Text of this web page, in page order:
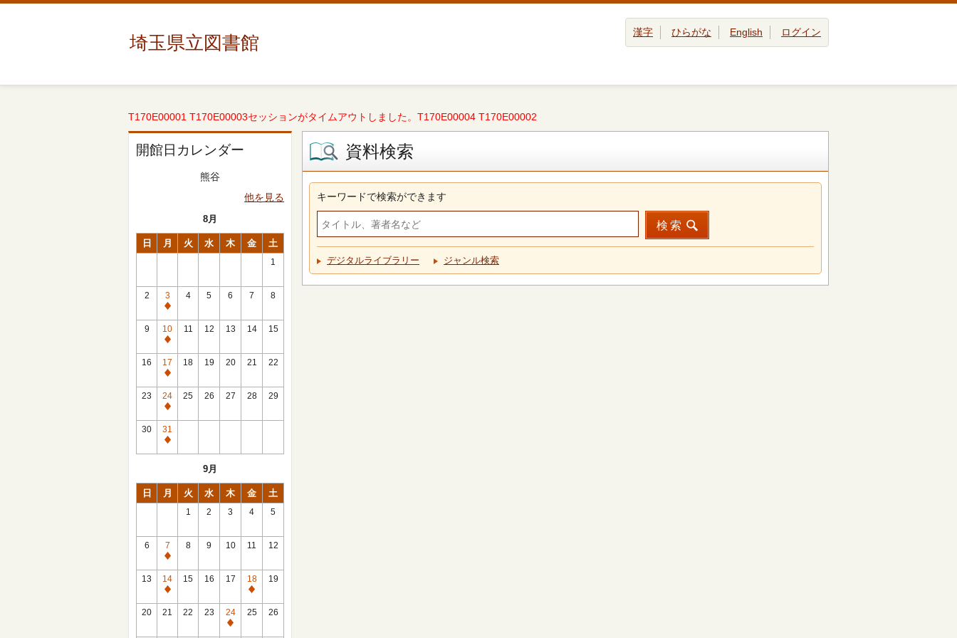
埼玉県立図書館 漢字 ひらがな English ログイン
T170E00001 T170E00003セッションがタイムアウトしました。T170E00004 T170E00002
開館日カレンダー
熊谷
他を見る
8月
日 月 火 水 木 金 土
1
2
3
休
館
日
4 5 6 7 8
9
10
休
館
日
11 12 13 14 15
16
17
休
館
日
18 19 20 21 22
23
24
休
館
日
25 26 27 28 29
30
31
休
9月
日 月 火 水 木 金 土
1 2 3 4 5
6
7
休
館
日
8 9 10 11 12
13
14
休
館
15 16 17
18
休
館
19
20 21 22 23
24
休
25 26
資料検索
キーワードで検索ができます
検索
デジタルライブラリー ジャンル検索